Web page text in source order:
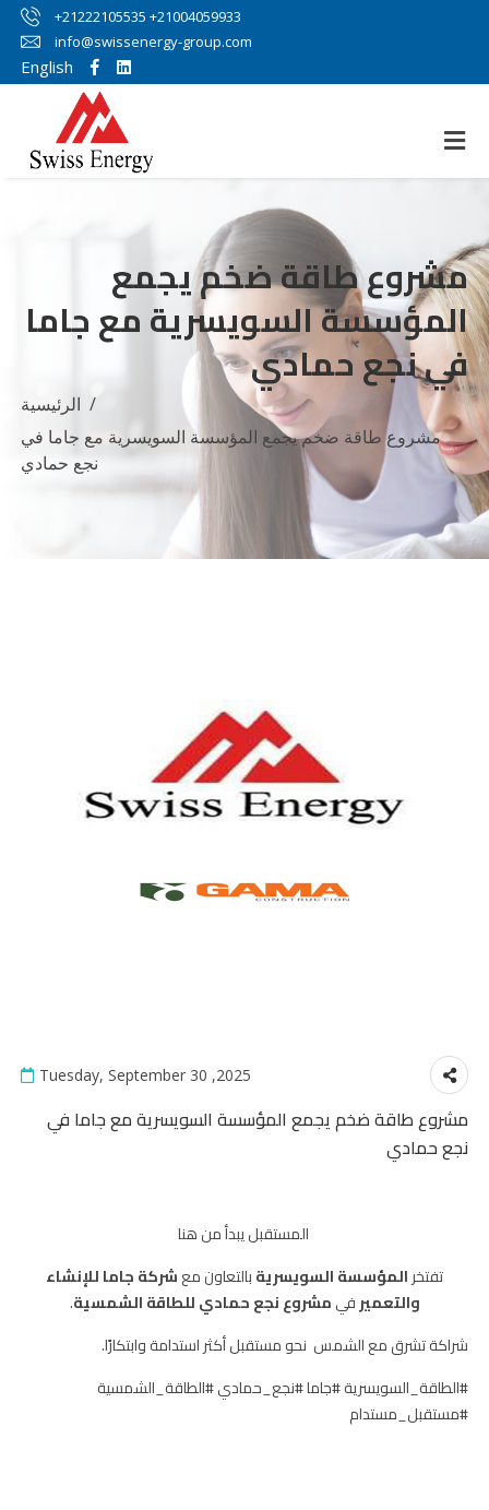
+21222105535 +21004059933
info@swissenergy-group.com
English
مشروع طاقة ضخم يجمع
المؤسسة السويسرية مع جاما
في نجع حمادي
الرئيسية
مشروع طاقة ضخم يجمع المؤسسة السويسرية مع جاما في
نجع حمادي
Tuesday, September 30 ,2025
مشروع طاقة ضخم يجمع المؤسسة السويسرية مع جاما في
نجع حمادي
المستقبل يبدأ من هنا
تفتخرالمؤسسة السويسريةبالتعاون معشركة جاما للإنشاء
والتعميرفيمشروع نجع حمادي للطاقة الشمسية.
شراكة تشرق مع الشمس نحو مستقبل أكثر استدامة وابتكارًا.
#الطاقة_السويسرية #جاما #نجع_حمادي #الطاقة_الشمسية
#مستقبل_مستدام